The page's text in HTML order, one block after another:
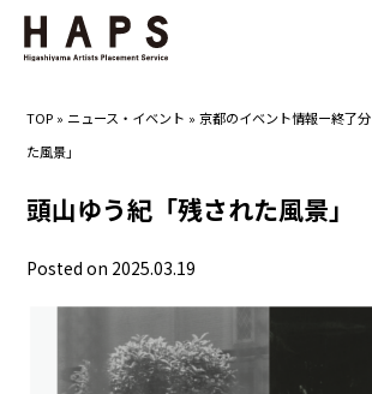
TOP » ニュース・イベント »京都のイベント情報ー終了分
た風景」
頭山ゆう紀「残された風景」
Posted on 2025.03.19